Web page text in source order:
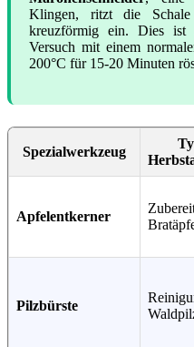
Klingen, ritzt die
kreuzförmig ein. Dies ist
Versuch mit einem
200°C für 15-20 Minuten
Spezialwerkzeug
Apfelentkerner
Pilzbürste